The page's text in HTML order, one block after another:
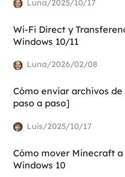
Luna/2025/10/17
Wi-Fi Direct y
Windows 10/11
Luna/2026/02/08
Cómo enviar archivos
paso a paso]
Luis/2025/10/17
Cómo mover Minecraft
Windows 10